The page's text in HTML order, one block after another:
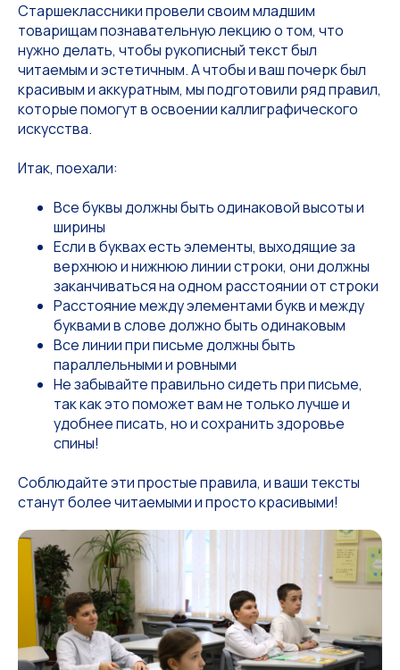
Старшеклассники провели своим младшим
товарищам познавательную лекцию о том, что
нужно делать, чтобы рукописный текст был
читаемым и эстетичным. А чтобы и ваш почерк был
красивым и аккуратным, мы подготовили ряд правил,
которые помогут в освоении каллиграфического
искусства.
Итак, поехали:
Все буквы должны быть одинаковой высоты и
ширины
Если в буквах есть элементы, выходящие за
верхнюю и нижнюю линии строки, они должны
заканчиваться на одном расстоянии от строки
Расстояние между элементами букв и между
буквами в слове должно быть одинаковым
Все линии при письме должны быть
параллельными и ровными
Не забывайте правильно сидеть при письме,
так как это поможет вам не только лучше и
удобнее писать, но и сохранить здоровье
спины!
Соблюдайте эти простые правила, и ваши тексты
станут более читаемыми и просто красивыми!